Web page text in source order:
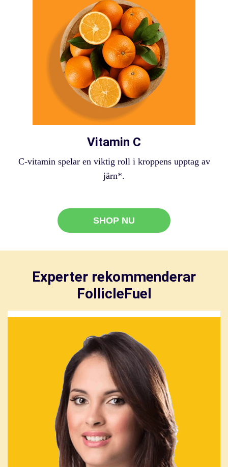
Vitamin C
C-vitamin spelar en viktig roll i kroppens upptag av
järn*.
SHOP NU
Experter rekommenderar
FollicleFuel